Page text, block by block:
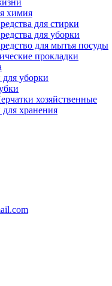
химия
для стирки
для уборки
для мытья посуды
прокладки
уборки
хозяйственные
хранения